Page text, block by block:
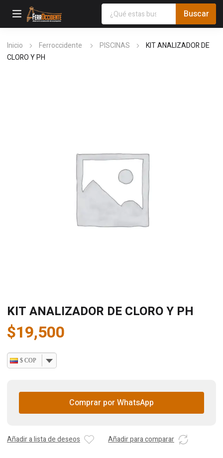
Inicio Ferroccidente PISCINAS
KIT ANALIZADOR DE
CLORO Y PH
KIT ANALIZADOR DE CLORO Y PH
$19,500
$ COP
Comprar por WhatsApp
Añadir a lista de deseos Añadir para comparar